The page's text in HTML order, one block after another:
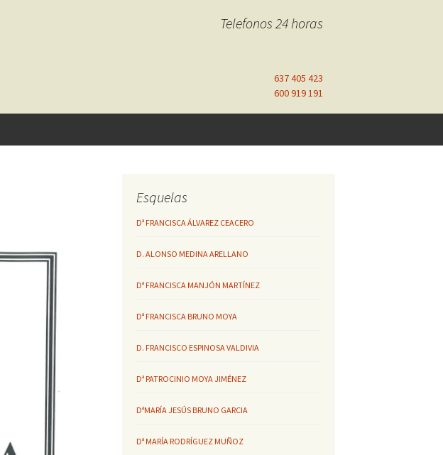
Telefonos 24 horas
637 405 423
600 919 191
Esquelas
Dª FRANCISCA ÁLVAREZ CEACERO
D. ALONSO MEDINA ARELLANO
Dª FRANCISCA MANJÓN MARTÍNEZ
Dª FRANCISCA BRUNO MOYA
D. FRANCISCO ESPINOSA VALDIVIA
Dª PATROCINIO MOYA JIMÉNEZ
DªMARÍA JESÚS BRUNO GARCIA
Dª MARÍA RODRÍGUEZ MUÑOZ